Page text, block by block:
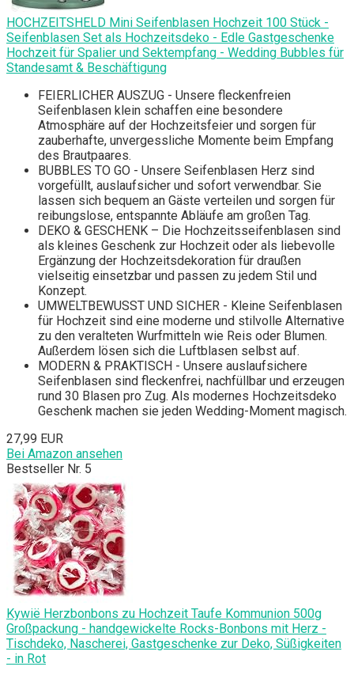
HOCHZEITSHELD Mini Seifenblasen Hochzeit 100 Stück -
Seifenblasen Set als Hochzeitsdeko - Edle Gastgeschenke
Hochzeit für Spalier und Sektempfang - Wedding Bubbles für
Standesamt & Beschäftigung
FEIERLICHER AUSZUG - Unsere fleckenfreien
Seifenblasen klein schaffen eine besondere
Atmosphäre auf der Hochzeitsfeier und sorgen für
zauberhafte, unvergessliche Momente beim Empfang
des Brautpaares.
BUBBLES TO GO - Unsere Seifenblasen Herz sind
vorgefüllt, auslaufsicher und sofort verwendbar. Sie
lassen sich bequem an Gäste verteilen und sorgen für
reibungslose, entspannte Abläufe am großen Tag.
DEKO & GESCHENK – Die Hochzeitsseifenblasen sind
als kleines Geschenk zur Hochzeit oder als liebevolle
Ergänzung der Hochzeitsdekoration für draußen
vielseitig einsetzbar und passen zu jedem Stil und
Konzept.
UMWELTBEWUSST UND SICHER - Kleine Seifenblasen
für Hochzeit sind eine moderne und stilvolle Alternative
zu den veralteten Wurfmitteln wie Reis oder Blumen.
Außerdem lösen sich die Luftblasen selbst auf.
MODERN & PRAKTISCH - Unsere auslaufsichere
Seifenblasen sind fleckenfrei, nachfüllbar und erzeugen
rund 30 Blasen pro Zug. Als modernes Hochzeitsdeko
Geschenk machen sie jeden Wedding-Moment magisch.
27,99 EUR
Bei Amazon ansehen
Bestseller Nr. 5
Kywië Herzbonbons zu Hochzeit Taufe Kommunion 500g
Großpackung - handgewickelte Rocks-Bonbons mit Herz -
Tischdeko, Nascherei, Gastgeschenke zur Deko, Süßigkeiten
- in Rot